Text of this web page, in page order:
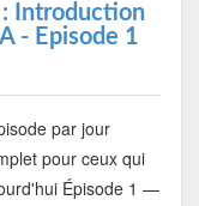
Introduction
- Episode 1
par jour
pour ceux qui
Épisode 1 —